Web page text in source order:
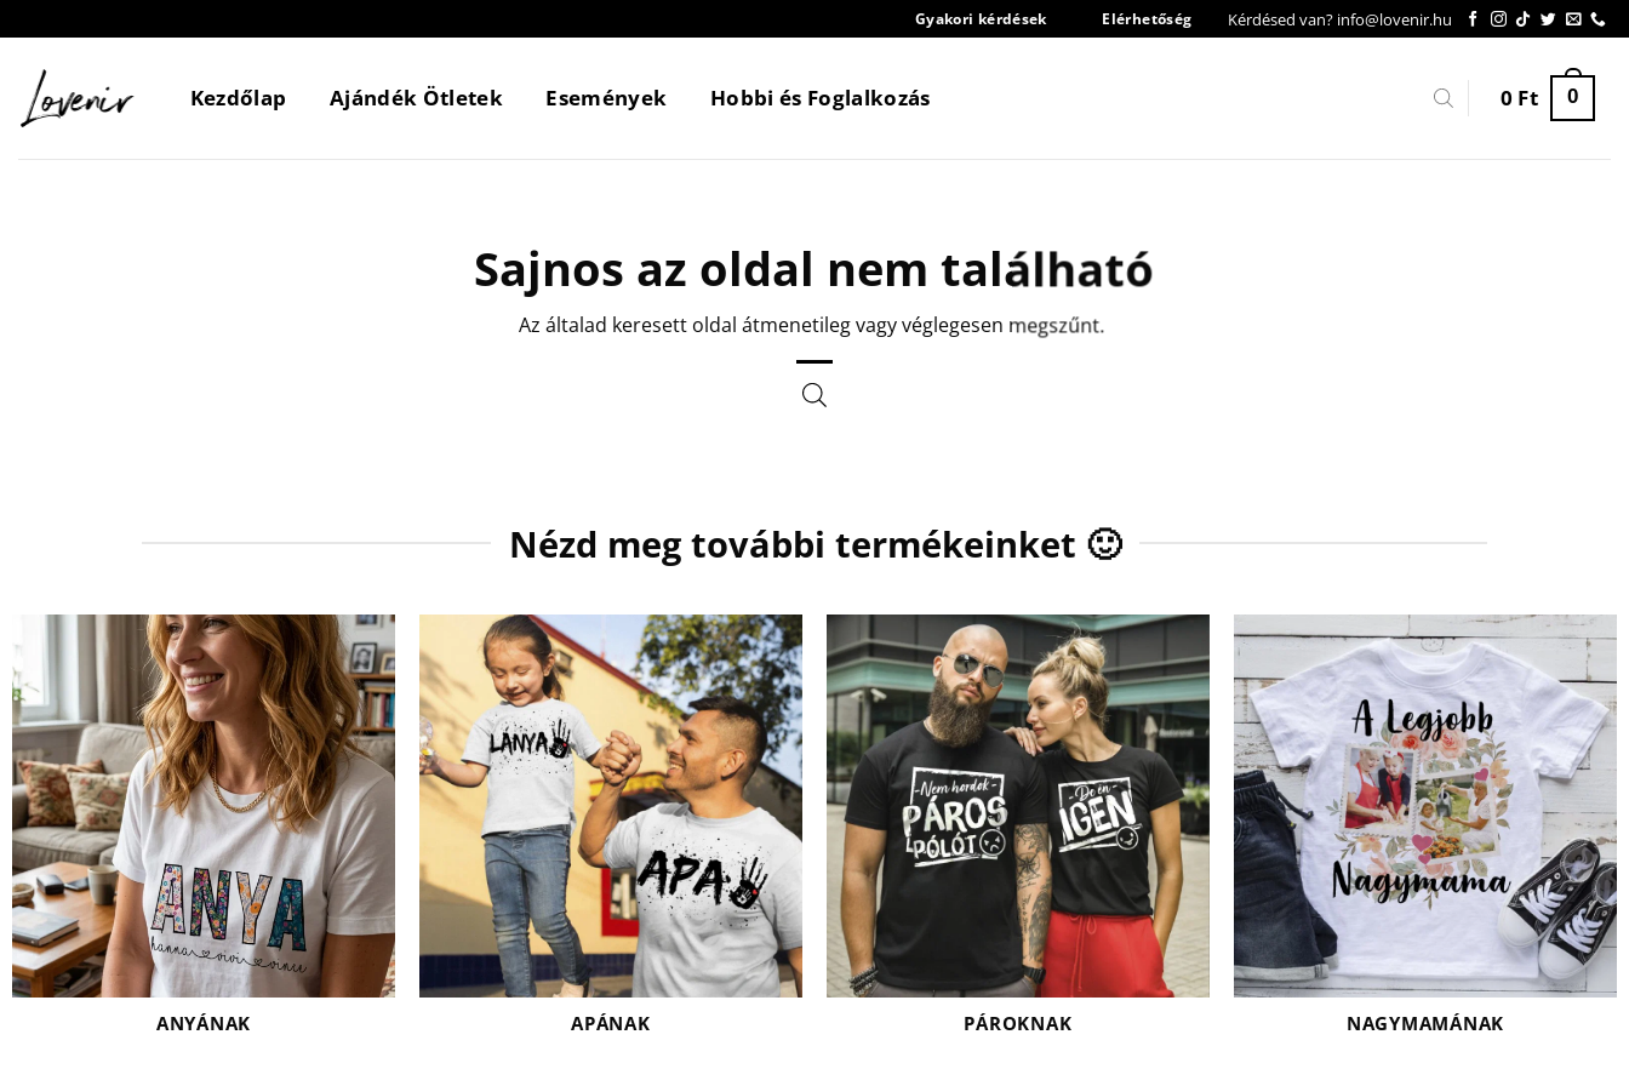
content
Gyakori kérdések Elérhetőség Kérdésed van? info@lovenir.hu
Kezdőlap Ajándék Ötletek Események Hobbi és Foglalkozás 0 Ft 0
Sajnos az oldal nem található
Az általad keresett oldal átmenetileg vagy véglegesen megszűnt.
Nézd meg további termékeinket 🙂
ANYÁNAK APÁNAK PÁROKNAK NAGYMAMÁNAK